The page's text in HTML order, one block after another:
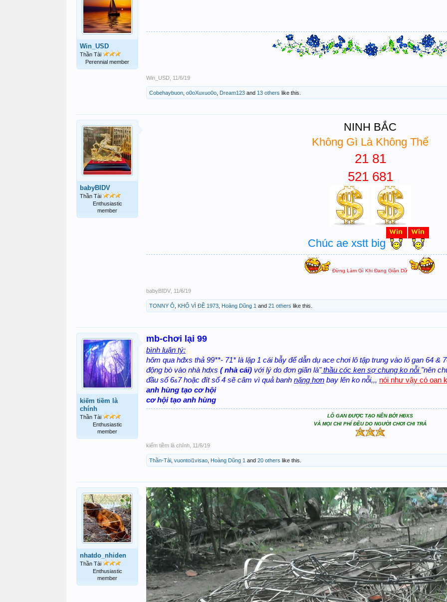
Win_USD
Thần Tài
Perennial member
Win_USD 11/6/19
Cobehaybuon o0oXuxuo0o Dream123 and 13 others like this.
babyBIDV
Thần Tài
Enthusiastic
member
NINH BẮC
Không Gì Là Không Thể
21 81
521 681
Chúc ae xstt big
Đừng Làm Gì Khi Đang Giận Dữ
babyBIDV 11/6/19
TONNY Ô KHỔ VÌ ĐỀ 1973 Hoàng Dũng 1 and 21 others like this.
kiếm tiềm là
chính
Thần Tài
Enthusiastic
member
mb-chơi lại 99
bình luận tý:
hôm qua hđxs thả 99**- 71* là lập 1 cái bẫy để dẫn dụ ace chơi lô tập trung vào lô gan 64 &
động bò vào nhà hdxs ( nhà cái) với lý do đơn giãn là"thầu cóc ken sợ chung ko nỗi "nên
đầu số 6&7 hoặc đít số 4 sẽ câm vì quả banh nặng hơn bay lên ko nỗi,,, nói như vậy có oan
anh hùng tạo cơ hội
cơ hội tạo anh hùng
LÔ GAN ĐƯỢC TẠO NÊN BỞI HĐXS
VÀ MỌI CHI PHÍ ĐỀU DO NGƯỜI CHƠI CHI TRẢ
kiếm tiềm là chính 11/6/19
Thần-Tài vuontoi1visao Hoàng Dũng 1 and 20 others like this.
nhatdo_nhiden
Thần Tài
Enthusiastic
member